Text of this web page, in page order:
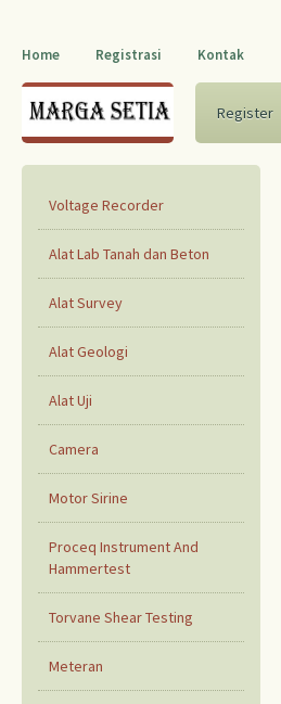
Home Registrasi Kontak
Register
Voltage Recorder
Alat Lab Tanah dan Beton
Alat Survey
Alat Geologi
Alat Uji
Camera
Motor Sirine
Proceq Instrument And
Hammertest
Torvane Shear Testing
Meteran